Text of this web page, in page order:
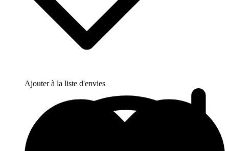
Ajouter à la liste d'envies